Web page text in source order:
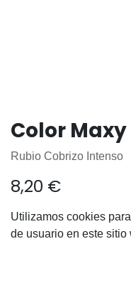
Color Maxy
Rubio Cobrizo Intenso
8,20 €
AÑADIR
Utilizamos cookies
de usuario en este sitio